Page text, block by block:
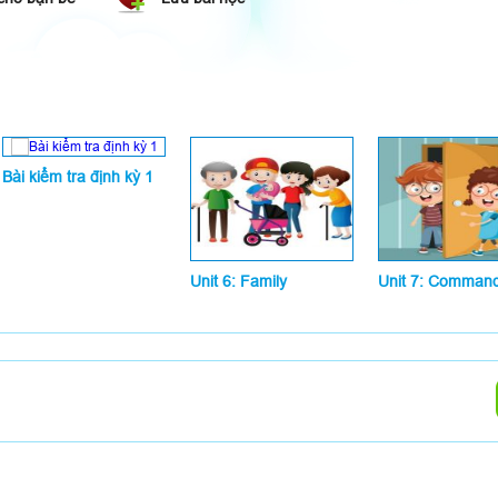
you?
You:
Bài kiểm tra định kỳ 1
Unit 6: Family Unit 7: